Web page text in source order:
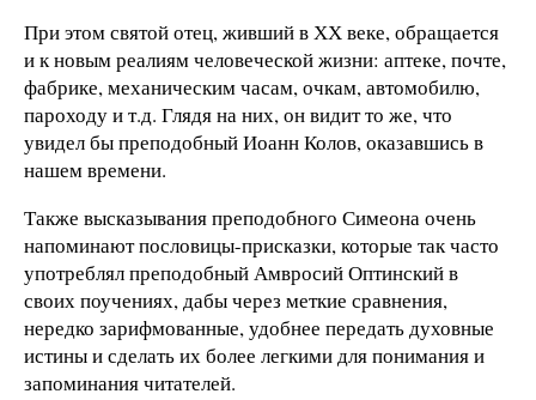
При этом святой отец, живший в ХХ веке, обращается
и к новым реалиям человеческой жизни: аптеке, почте,
фабрике, механическим часам, очкам, автомобилю,
пароходу и т.д. Глядя на них, он видит то же, что
увидел бы преподобный Иоанн Колов, оказавшись в
нашем времени.
Также высказывания преподобного Симеона очень
напоминают пословицы-присказки, которые так часто
употреблял преподобный Амвросий Оптинский в
своих поучениях, дабы через меткие сравнения,
нередко зарифмованные, удобнее передать духовные
истины и сделать их более легкими для понимания и
запоминания читателей.